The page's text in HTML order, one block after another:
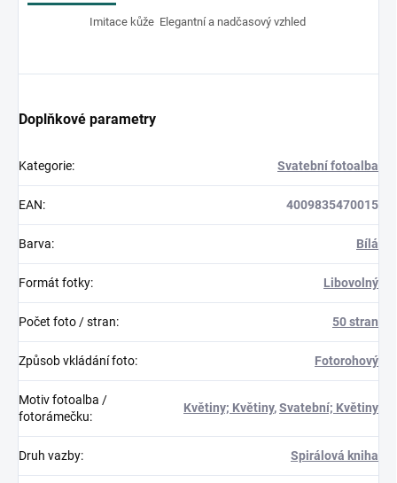
Imitace kůže Elegantní a nadčasový vzhled
Doplňkové parametry
Kategorie: Svatební fotoalba
EAN: 4009835470015
Barva: Bílá
Formát fotky: Libovolný
Počet foto / stran: 50 stran
Způsob vkládání foto: Fotorohový
Motiv fotoalba /
fotorámečku:
Květiny; Květiny,Svatební; Květiny
Druh vazby: Spirálová kniha